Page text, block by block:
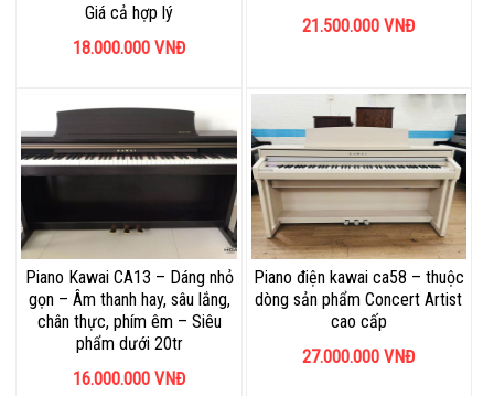
Giá cả hợp lý
18.000.000 VNĐ
21.500.000 VNĐ
Piano Kawai CA13 – Dáng nhỏ
gọn – Âm thanh hay, sâu lắng,
chân thực, phím êm – Siêu
phẩm dưới 20tr
16.000.000 VNĐ
Piano điện kawai ca58 – thuộc
dòng sản phẩm Concert Artist
cao cấp
27.000.000 VNĐ